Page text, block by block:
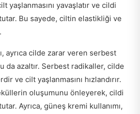
yaşlanmasını yavaşlatır ve cildi
Bu sayede, ciltin elastikliği ve
ayrıca cilde zarar veren serbest
da azaltır. Serbest radikaller, cilde
ve cilt yaşlanmasını hızlandırır.
oluşumunu önleyerek, cildi
Ayrıca, güneş kremi kullanımı,